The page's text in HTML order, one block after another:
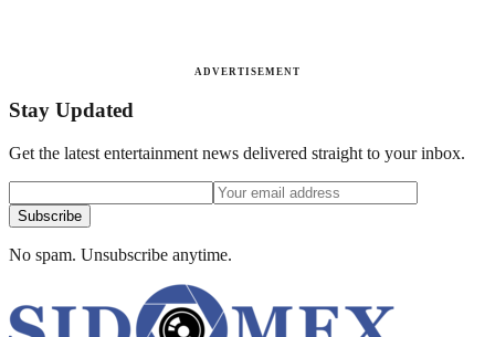
ADVERTISEMENT
Stay Updated
Get the latest entertainment news delivered straight to your inbox.
Subscribe
No spam. Unsubscribe anytime.